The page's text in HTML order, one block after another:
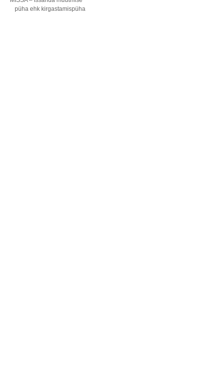
püha ehk kirgastamispüha